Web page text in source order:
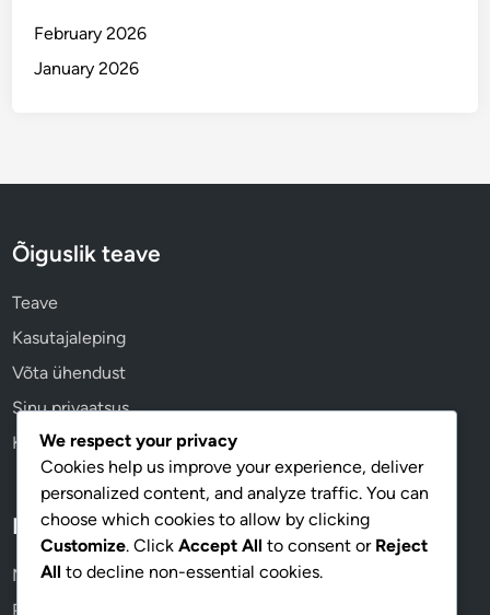
February 2026
January 2026
Õiguslik teave
Teave
Kasutajaleping
Võta ühendust
Sinu privaatsus
Küpsiste eelistused
Kategooriad
Mänguvariatsioonid Pub Golfis
Pub Golfi Ohutusjuhised
We respect your privacy
Cookies help us improve your experience, deliver
personalized content, and analyze traffic. You can
choose which cookies to allow by clicking
Customize. Click Accept All to consent or Reject
All to decline non-essential cookies.